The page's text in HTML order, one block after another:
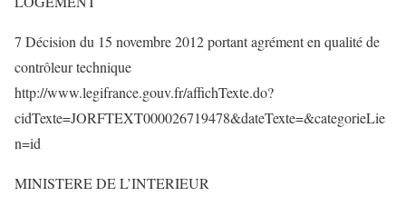
7 Décision du 15 novembre 2012 portant agrément en qualité de
contrôleur technique
http://www.legifrance.gouv.fr/affichTexte.do?
cidTexte=JORFTEXT000026719478&dateTexte=&categorieLie
n=id
MINISTERE DE L’INTERIEUR